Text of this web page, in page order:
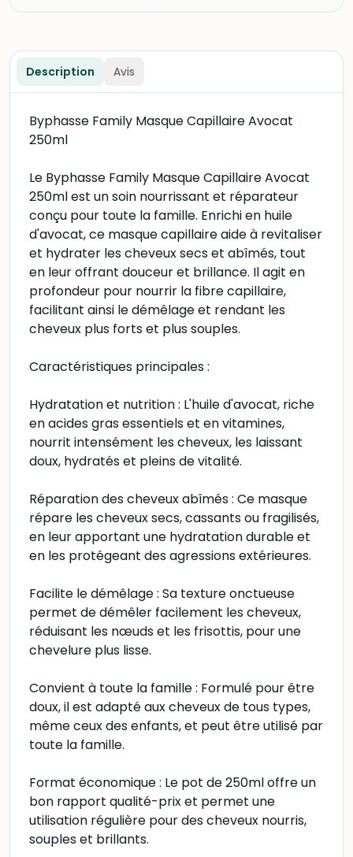
Description Avis
Byphasse Family Masque Capillaire Avocat
250ml
Le Byphasse Family Masque Capillaire Avocat
250ml est un soin nourrissant et réparateur
conçu pour toute la famille. Enrichi en huile
d'avocat, ce masque capillaire aide à revitaliser
et hydrater les cheveux secs et abîmés, tout
en leur offrant douceur et brillance. Il agit en
profondeur pour nourrir la fibre capillaire,
facilitant ainsi le démêlage et rendant les
cheveux plus forts et plus souples.
Caractéristiques principales :
Hydratation et nutrition : L'huile d'avocat, riche
en acides gras essentiels et en vitamines,
nourrit intensément les cheveux, les laissant
doux, hydratés et pleins de vitalité.
Réparation des cheveux abîmés : Ce masque
répare les cheveux secs, cassants ou fragilisés,
en leur apportant une hydratation durable et
en les protégeant des agressions extérieures.
Facilite le démêlage : Sa texture onctueuse
permet de démêler facilement les cheveux,
réduisant les nœuds et les frisottis, pour une
chevelure plus lisse.
Convient à toute la famille : Formulé pour être
doux, il est adapté aux cheveux de tous types,
même ceux des enfants, et peut être utilisé par
toute la famille.
Format économique : Le pot de 250ml offre un
bon rapport qualité-prix et permet une
utilisation régulière pour des cheveux nourris,
souples et brillants.